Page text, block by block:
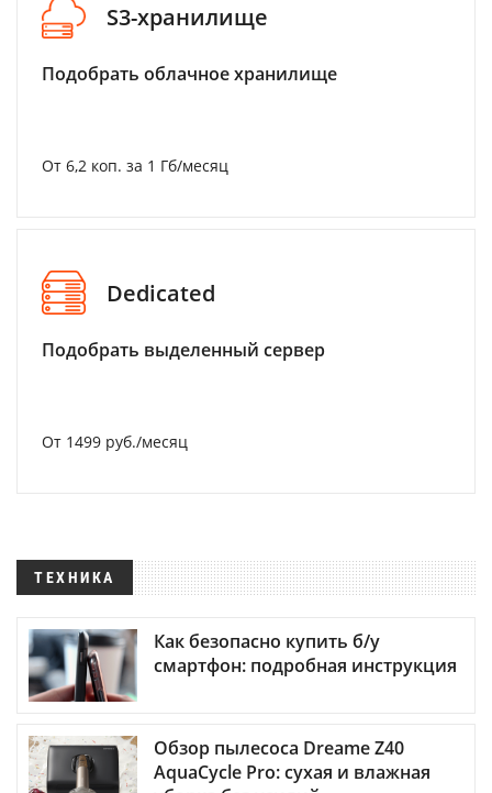
S3-хранилище
Подобрать облачное хранилище
От 6,2 коп. за 1 Гб/месяц
Dedicated
Подобрать выделенный сервер
От 1499 руб./месяц
ТЕХНИКА
Как безопасно купить б/у
смартфон: подробная инструкция
Обзор пылесоса Dreame Z40
AquaCycle Pro: сухая и влажная